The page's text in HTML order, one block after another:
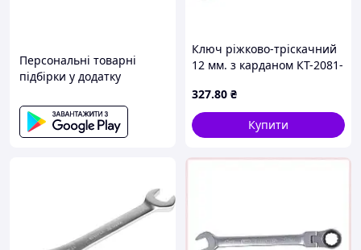
Персональні товарні
підбірки у додатку
Ключ ріжково-тріскачний
12 мм. з карданом КТ-2081-
327.80 ₴
Купити